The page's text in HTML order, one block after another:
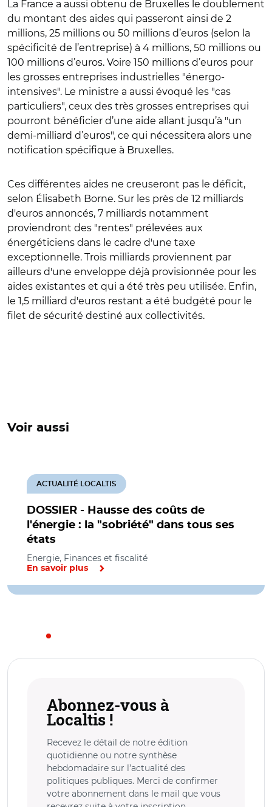
La France a aussi obtenu de Bruxelles le doublement
du montant des aides qui passeront ainsi de 2
millions, 25 millions ou 50 millions d’euros (selon la
spécificité de l’entreprise) à 4 millions, 50 millions ou
100 millions d’euros. Voire 150 millions d’euros pour
les grosses entreprises industrielles "énergo-
intensives". Le ministre a aussi évoqué les "cas
particuliers", ceux des très grosses entreprises qui
pourront bénéficier d’une aide allant jusqu’à "un
demi-milliard d’euros", ce qui nécessitera alors une
notification spécifique à Bruxelles.
Ces différentes aides ne creuseront pas le déficit,
selon Élisabeth Borne. Sur les près de 12 milliards
d'euros annoncés, 7 milliards notamment
proviendront des "rentes" prélevées aux
énergéticiens dans le cadre d'une taxe
exceptionnelle. Trois milliards proviennent par
ailleurs d'une enveloppe déjà provisionnée pour les
aides existantes et qui a été très peu utilisée. Enfin,
le 1,5 milliard d'euros restant a été budgété pour le
filet de sécurité destiné aux collectivités.
Voir aussi
DOSSIER - Hausse des coûts de
l'énergie : la "sobriété" dans tous ses
états
ACTUALITÉ LOCALTIS
Energie, Finances et fiscalité
En savoir plus
Abonnez-vous à
Localtis !
Recevez le détail de notre édition
quotidienne ou notre synthèse
hebdomadaire sur l’actualité des
politiques publiques. Merci de confirmer
votre abonnement dans le mail que vous